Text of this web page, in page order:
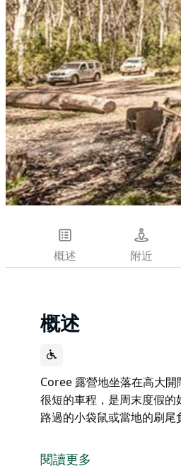
概述 附近
概述
Coree 露營地坐落在高大
很短的車程，是周末度假的
路過的小袋鼠或當地的刷尾
很短的車程，是周末度假的
閱讀更多